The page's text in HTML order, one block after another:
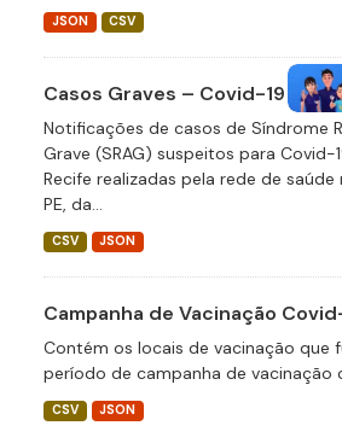
JSON CSV
Casos Graves – Covid-19
Notificações de casos de Síndrome
Grave (SRAG) suspeitos para
Recife realizadas pela rede de
PE, da...
CSV JSON
Campanha de Vacinação
Contém os locais de vacinação que
período de campanha de vacinação
CSV JSON